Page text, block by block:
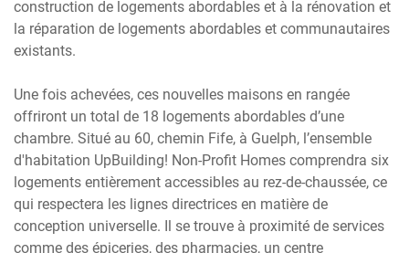
construction de logements abordables et à la rénovation et
la réparation de logements abordables et communautaires
existants.
Une fois achevées, ces nouvelles maisons en rangée
offriront un total de 18 logements abordables d’une
chambre. Situé au 60, chemin Fife, à Guelph, l’ensemble
d'habitation UpBuilding! Non-Profit Homes comprendra six
logements entièrement accessibles au rez-de-chaussée, ce
qui respectera les lignes directrices en matière de
conception universelle. Il se trouve à proximité de services
comme des épiceries, des pharmacies, un centre